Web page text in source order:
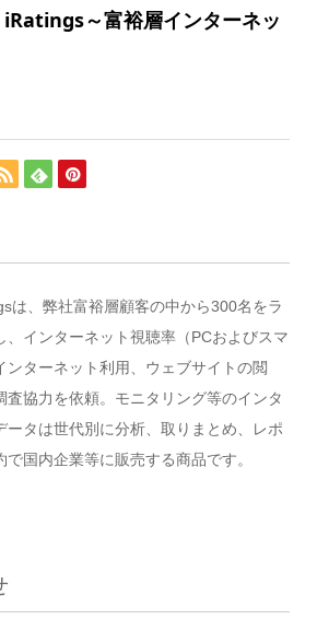
～富裕層インターネッ
は、弊社富裕層顧客の中から300名をラ
、インターネット視聴率（PCおよびスマ
ンターネット利用、ウェブサイトの閲
査協力を依頼。モニタリング等のインタ
ータは世代別に分析、取りまとめ、レポ
国内企業等に販売する商品です。